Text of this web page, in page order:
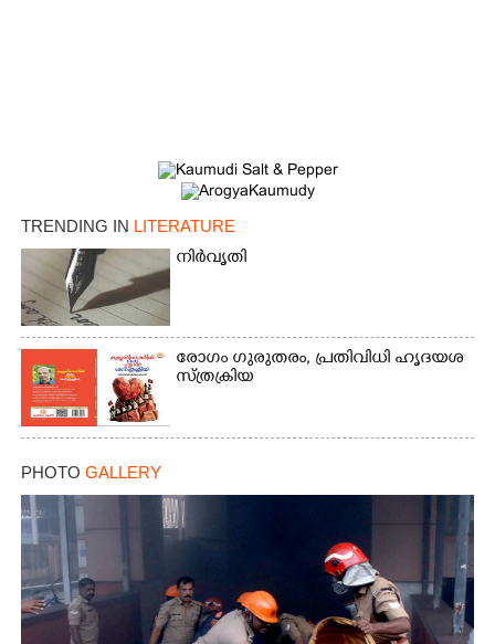
TRENDING IN LITERATURE
നിർവൃതി
രോ​ഗം​ ​ഗു​രു​​​ത​രം,​​ ​പ്ര​തി​​​വി​ധി​ ​ഹൃ​ദ​​​യ​​​ശ​​​
സ്ത്ര​​​ക്രി​​​യ​
PHOTO GALLERY